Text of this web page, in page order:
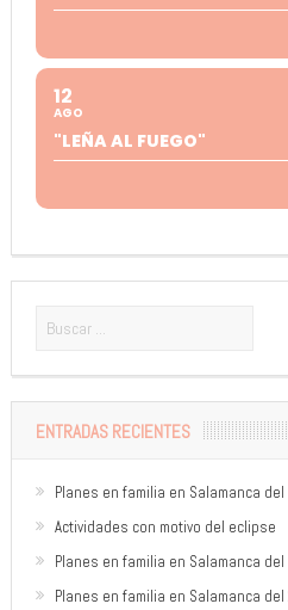
12
AGO
"LEÑA AL FUEGO"
ENTRADAS RECIENTES
Planes en familia en Salamanca
Actividades con motivo del eclipse
Planes en familia en Salamanca
Planes en familia en Salamanca